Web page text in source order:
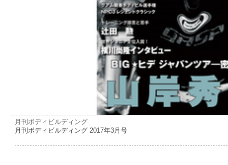
月刊ボディビルディング
月刊ボディビルディング 2017年3月号